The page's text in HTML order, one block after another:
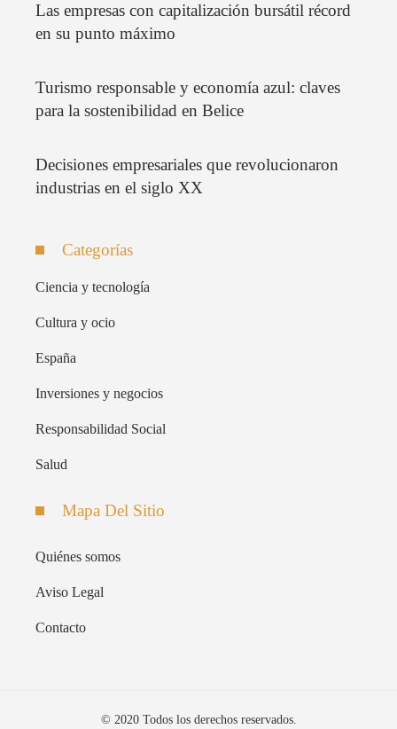
Las empresas con capitalización bursátil récord
en su punto máximo
Turismo responsable y economía azul: claves
para la sostenibilidad en Belice
Decisiones empresariales que revolucionaron
industrias en el siglo XX
Categorías
Ciencia y tecnología
Cultura y ocio
España
Inversiones y negocios
Responsabilidad Social
Salud
Mapa Del Sitio
Quiénes somos
Aviso Legal
Contacto
© 2020 Todos los derechos reservados.